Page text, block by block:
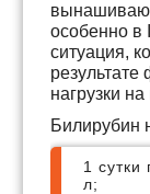
особенно в
ситуация,
нагрузки на
Билирубин
1
л;